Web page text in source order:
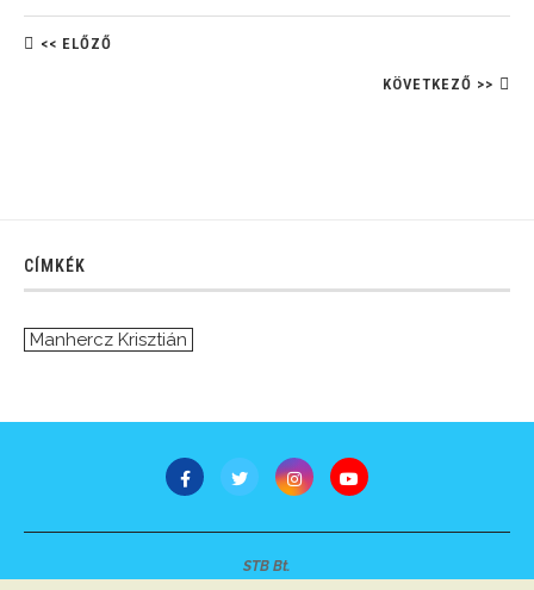
<< ELŐZŐ
KÖVETKEZŐ >>
CÍMKÉK
Manhercz Krisztián
STB Bt.